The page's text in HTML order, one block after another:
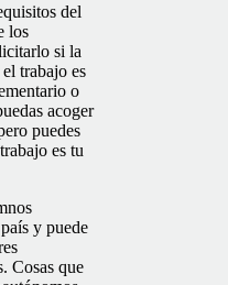
del
los
si la
trabajo es
o
acoger
puedes
es tu
y puede
Cosas que